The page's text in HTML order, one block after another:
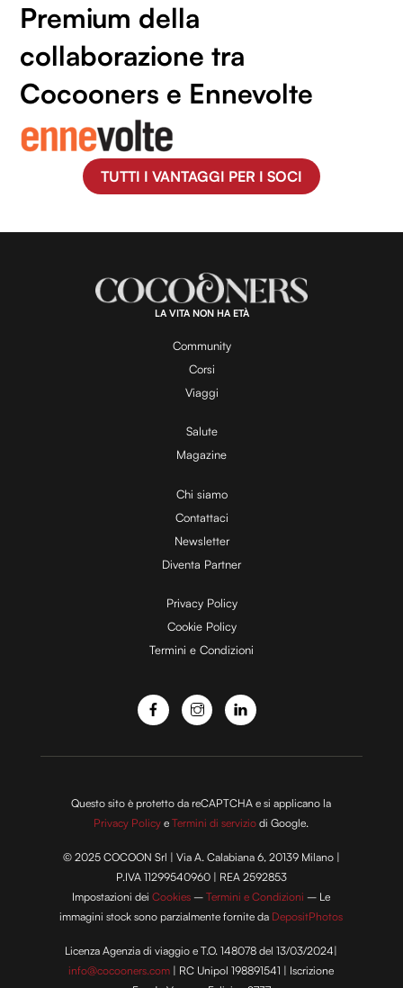
Premium della
collaborazione tra
Cocooners e Ennevolte
TUTTI I VANTAGGI PER I SOCI
LA VITA NON HA ETÀ
Community
Corsi
Viaggi
Salute
Magazine
Chi siamo
Contattaci
Newsletter
Diventa Partner
Privacy Policy
Cookie Policy
Termini e Condizioni
Questo sito è protetto da reCAPTCHA e si applicano la
Privacy Policy eTermini di servizio di Google.
© 2025 COCOON Srl | Via A. Calabiana 6, 20139 Milano |
P.IVA 11299540960 | REA 2592853
Impostazioni deiCookies –Termini e Condizioni – Le
immagini stock sono parzialmente fornite da DepositPhotos
Licenza Agenzia di viaggio e T.O. 148078 del 13/03/2024|
info@cocooners.com | RC Unipol 198891541 | Iscrizione